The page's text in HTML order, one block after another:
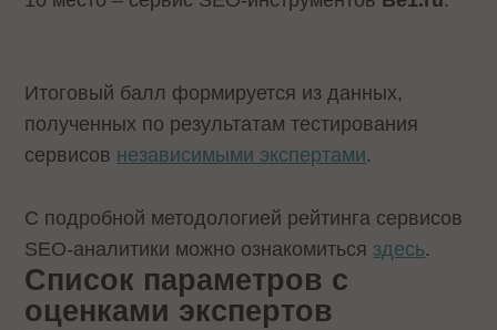
Итоговый балл формируется из данных,
полученных по результатам тестирования
сервисов независимыми экспертами.
С подробной методологией рейтинга сервисов
SEO-аналитики можно ознакомиться здесь.
Список параметров с
оценками экспертов